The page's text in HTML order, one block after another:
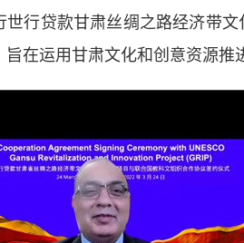
世行贷款甘肃丝绸之路经济带
在运用甘肃文化和创意资源推